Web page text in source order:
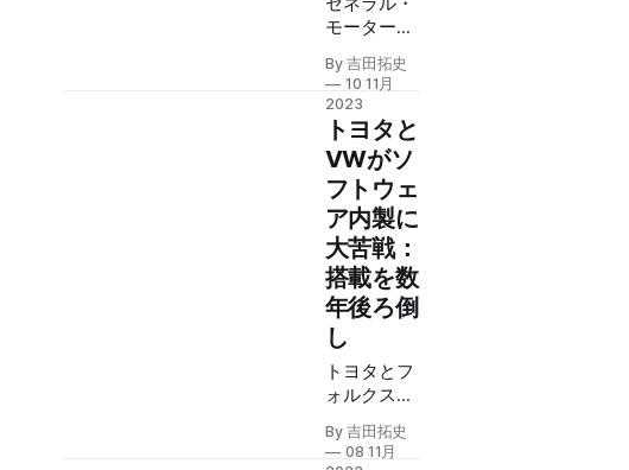
と異なり、
自律バスは
スマートシ
ティへの扉
を開いてく
れる。
モーターズ
（GM）傘
下のクルー
ズは、相次
ぐ事故によ
りロボタク
シー事業を
一時停止し
た。ライバ
ルが躓いて
いる間にア
ルファベッ
ト傘下のウ
ェイモは
着々とリー
ドを広げて
いるよう
だ。
By 吉田拓史
10 11月
2023
トヨタと
VWがソ
フトウェ
ア内製に
大苦戦：
搭載を数
年後ろ倒
し
トヨタとフ
ォルクスワ
ーゲン
（VW）の
By 吉田拓史
08 11月